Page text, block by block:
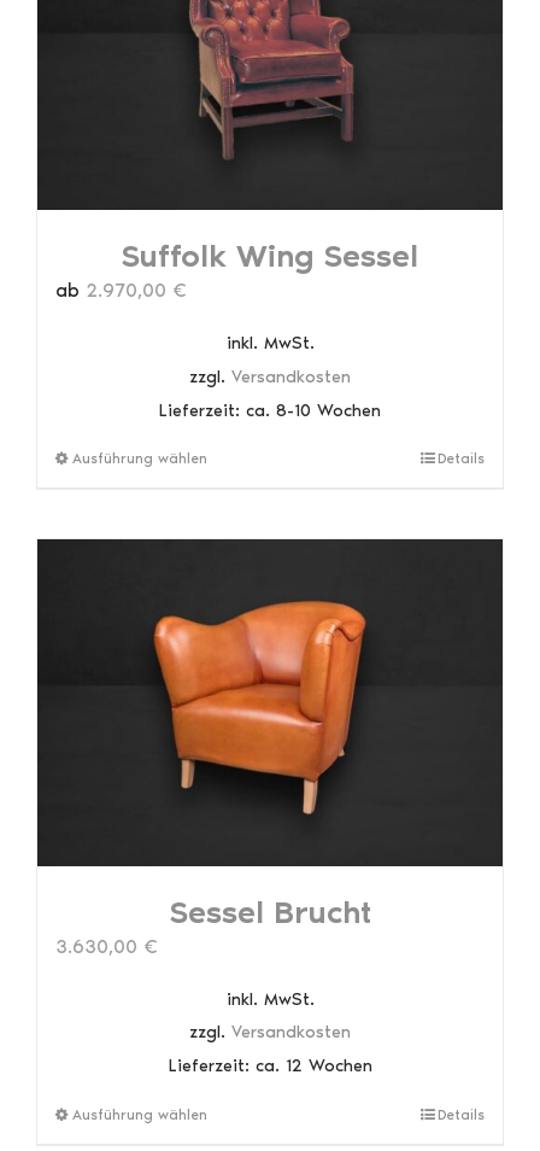
können
auf
der
Produktseite
werden
Suffolk Wing Sessel
ab 2.970,00 €
inkl. MwSt.
zzgl. Versandkosten
Lieferzeit: ca. 8-10 Wochen
Ausführung wählen
mehrere
Die
Optionen
können
auf
der
Produktseite
Details
Sessel Brucht
3.630,00 €
inkl. MwSt.
zzgl. Versandkosten
Lieferzeit: ca. 12 Wochen
Ausführung wählen Details